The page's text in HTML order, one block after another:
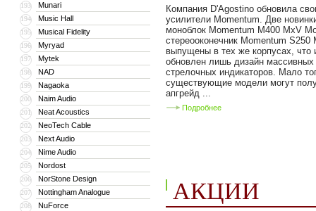
193 Munari
194 Music Hall
195 Musical Fidelity
196 Myryad
197 Mytek
198 NAD
199 Nagaoka
200 Naim Audio
201 Neat Acoustics
202 NeoTech Cable
203 Next Audio
204 Nime Audio
205 Nordost
206 NorStone Design
207 Nottingham Analogue
208 NuForce
Компания D'Agostino обновила
усилители Momentum. Две
моноблок Momentum M400 MxV
стереооконечник Momentum
выпущены в тех же корпусах,
обновлен лишь дизайн массивных
стрелочных индикаторов. Мало
существующие модели могут
апгрейд ...
Подробнее
АКЦИИ